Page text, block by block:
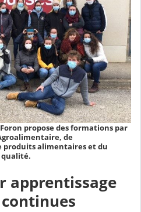
Foron propose des formations par
de
produits alimentaires et du
qualité.
apprentissage